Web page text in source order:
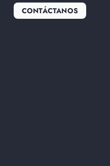
CONTÁCTANOS